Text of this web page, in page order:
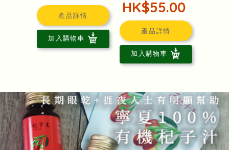
產品詳情
加入購物車
HK$55.00
產品詳情
加入購物車